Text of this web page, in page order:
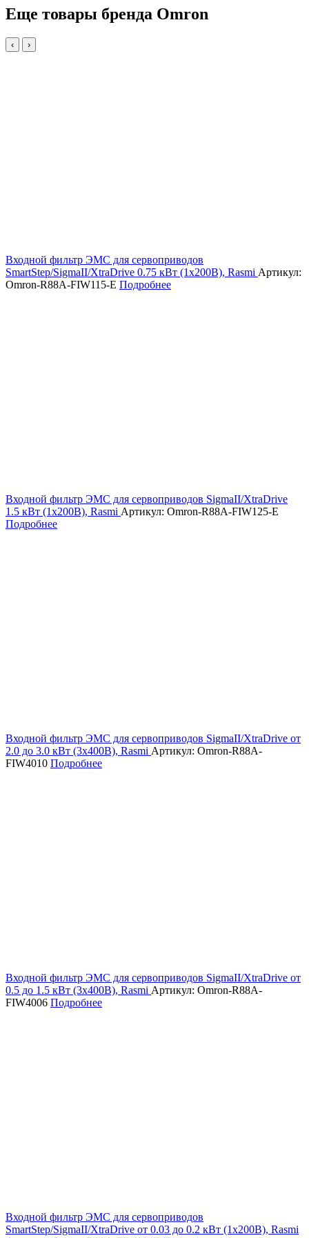
Еще товары бренда Omron
‹ ›
Входной фильтр ЭМС для сервоприводов
SmartStep/SigmaII/XtraDrive 0.75 кВт (1х200В), Rasmi Артикул:
Omron-R88A-FIW115-E Подробнее
Входной фильтр ЭМС для сервоприводов SigmaII/XtraDrive
1.5 кВт (1х200В), Rasmi Артикул: Omron-R88A-FIW125-E
Подробнее
Входной фильтр ЭМС для сервоприводов SigmaII/XtraDrive от
2.0 до 3.0 кВт (3х400В), Rasmi Артикул: Omron-R88A-
FIW4010 Подробнее
Входной фильтр ЭМС для сервоприводов SigmaII/XtraDrive от
0.5 до 1.5 кВт (3х400В), Rasmi Артикул: Omron-R88A-
FIW4006 Подробнее
Входной фильтр ЭМС для сервоприводов
SmartStep/SigmaII/XtraDrive от 0.03 до 0.2 кВт (1х200В), Rasmi